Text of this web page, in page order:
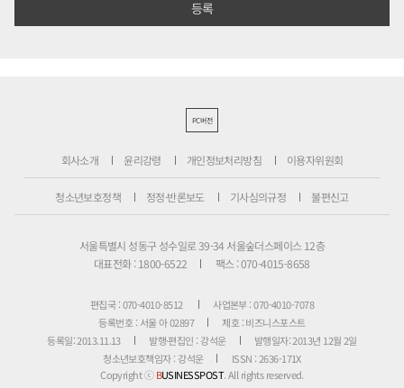
PC버전
회사소개 윤리강령 개인정보처리방침 이용자위원회
청소년보호정책 정정·반론보도 기사심의규정 불편신고
서울특별시 성동구 성수일로 39-34 서울숲더스페이스 12층
대표전화 : 1800-6522
팩스 : 070-4015-8658
편집국 : 070-4010-8512
사업본부 : 070-4010-7078
등록번호 : 서울 아 02897
제호 : 비즈니스포스트
등록일: 2013.11.13
발행·편집인 : 강석운
발행일자: 2013년 12월 2일
청소년보호책임자 : 강석운
ISSN : 2636-171X
Copyright ⓒBUSINESSPOST. All rights reserved.